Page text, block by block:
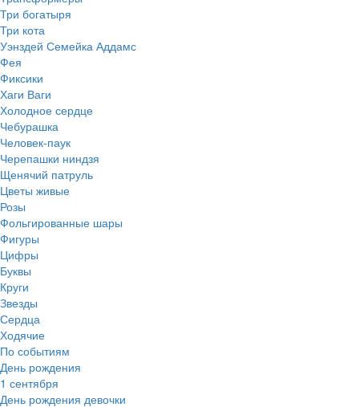
Три богатыря
Три кота
Уэнздей Семейка Аддамс
Фея
Фиксики
Хаги Ваги
Холодное сердце
Чебурашка
Человек-паук
Черепашки ниндзя
Щенячий патруль
Цветы живые
Розы
Фольгированные шары
Фигуры
Цифры
Буквы
Круги
Звезды
Сердца
Ходячие
По событиям
День рождения
1 сентября
День рождения девочки